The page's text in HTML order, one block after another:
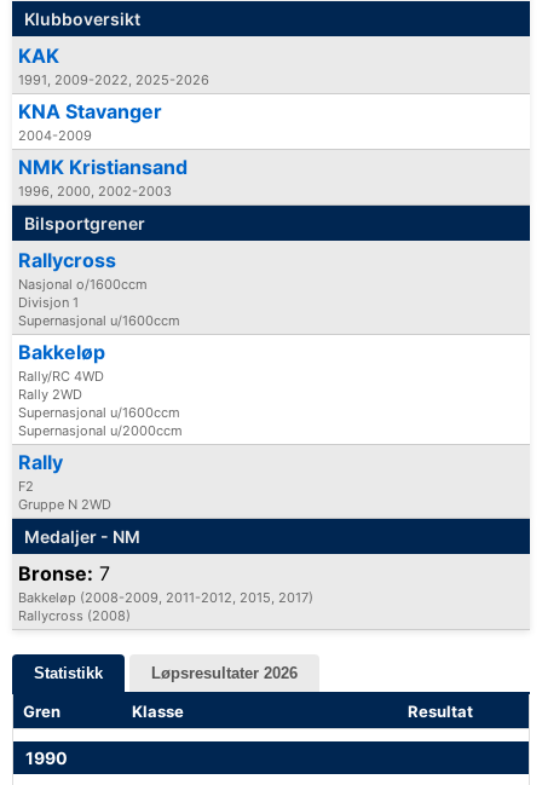
Klubboversikt
KAK
1991, 2009-2022, 2025-2026
KNA Stavanger
2004-2009
NMK Kristiansand
1996, 2000, 2002-2003
Bilsportgrener
Rallycross
Nasjonal o/1600ccm
Divisjon 1
Supernasjonal u/1600ccm
Bakkeløp
Rally/RC 4WD
Rally 2WD
Supernasjonal u/1600ccm
Supernasjonal u/2000ccm
Rally
F2
Gruppe N 2WD
Medaljer - NM
Bronse: 7
Bakkeløp (2008-2009, 2011-2012, 2015, 2017)
Rallycross (2008)
Statistikk Løpsresultater 2026
Gren Klasse Resultat
1990